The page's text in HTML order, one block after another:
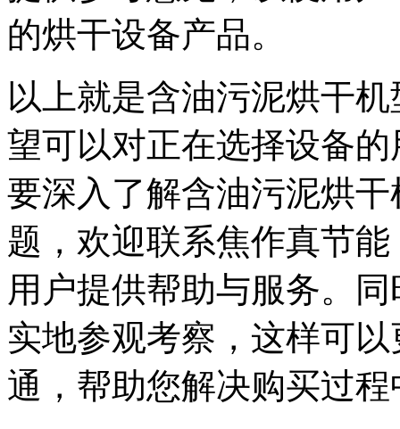
的烘干设备产品。
以上就是含油污泥烘干
望可以对正在选择设备
要深入了解含油污泥烘
题，欢迎联系焦作真节
用户提供帮助与服务。
实地参观考察，这样可
通，帮助您解决购买过